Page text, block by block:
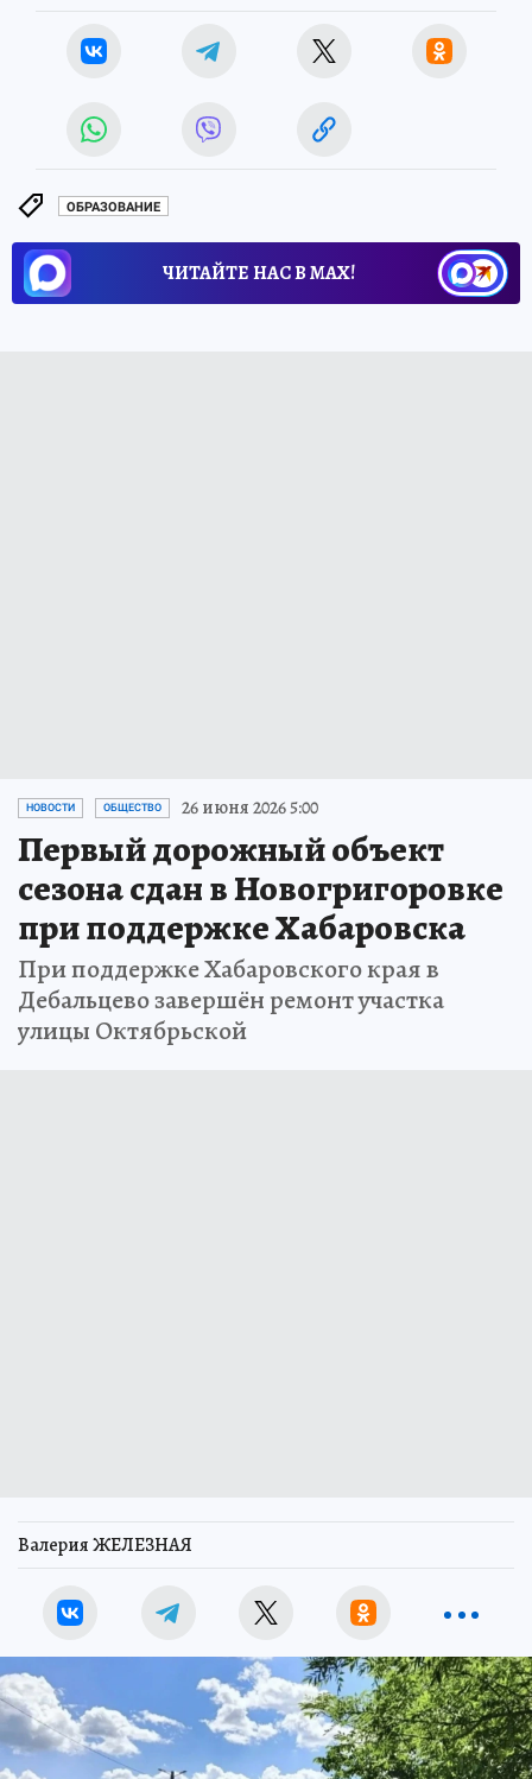
ОБРАЗОВАНИЕ
ЧИТАЙТЕ НАС В МАХ!
НОВОСТИ ОБЩЕСТВО 26 июня 2026 5:00
Первый дорожный объект
сезона сдан в Новогригоровке
при поддержке Хабаровска
При поддержке Хабаровского края в
Дебальцево завершён ремонт участка
улицы Октябрьской
Валерия ЖЕЛЕЗНАЯ